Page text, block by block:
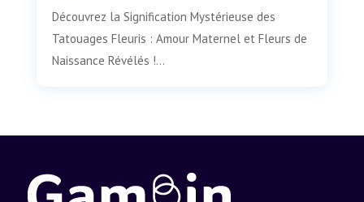
Découvrez la Signification Mystérieuse des
Tatouages Fleuris : Amour Maternel et Fleurs de
Naissance Révélés !...